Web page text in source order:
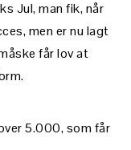
Jul, man fik, når
men er nu lagt
får lov at
5.000, som får